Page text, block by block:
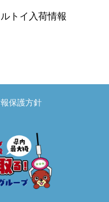
トイ入荷情報
保護方針